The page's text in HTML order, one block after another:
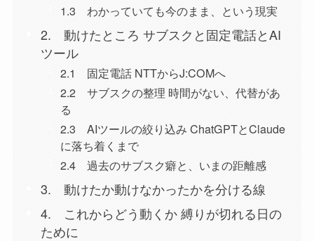
1.3 わかっていても今のまま、という現実
2. 動けたところ サブスクと固定電話とAI
ツール
2.1 固定電話 NTTからJ:COMへ
2.2 サブスクの整理 時間がない、代替があ
る
2.3 AIツールの絞り込み ChatGPTとClaude
に落ち着くまで
2.4 過去のサブスク癖と、いまの距離感
3. 動けたか動けなかったかを分ける線
4. これからどう動くか 縛りが切れる日の
ために